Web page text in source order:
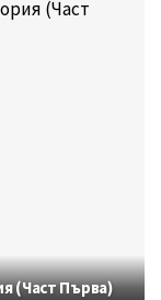
(Част Първа)